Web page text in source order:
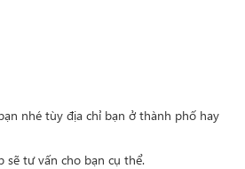
nhé tùy địa chỉ bạn ở thành phố hay
sẽ tư vấn cho bạn cụ thể.